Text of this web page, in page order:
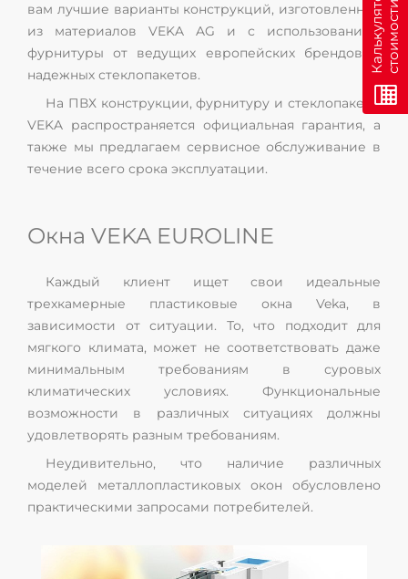
вам лучшие варианты конструкций, изготовленных
из материалов VEKA AG и с использованием
фурнитуры от ведущих европейских брендов и
надежных стеклопакетов.
На ПВХ конструкции, фурнитуру и стеклопакеты
VEKA распространяется официальная гарантия, а
также мы предлагаем сервисное обслуживание в
течение всего срока эксплуатации.
Окна VEKA EUROLINE
Каждый клиент ищет свои идеальные
трехкамерные пластиковые окна Veka, в
зависимости от ситуации. То, что подходит для
мягкого климата, может не соответствовать даже
минимальным требованиям в суровых
климатических условиях. Функциональные
возможности в различных ситуациях должны
удовлетворять разным требованиям.
Неудивительно, что наличие различных
моделей металлопластиковых окон обусловлено
практическими запросами потребителей.
К
а
л
ь
к
у
л
я
т
о
р
с
т
о
и
м
о
с
т
и
о
н
л
а
й